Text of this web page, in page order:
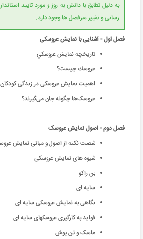
رسانی و تغییر سرفصل ها وجود دارد.
فصل اول - آشنایی با نمایش عروسکی
تاريخچه نمايش عروسكي
عروسك چيست؟
اهمیت نمایش عروسکی در زندگی
عروسک‌ها چگونه جان می‌گیرند؟
فصل دوم - اصول نمایش عروسک
شصت نکته از اصول و مبانی نمایش
شیوه های نمایش عروسکی
بن راکو
سایه ای
نگاهی به نمایش عروسکی سایه ای
فواید به کارگیری عروسکهای سایه ای
ماسک و تن پوش